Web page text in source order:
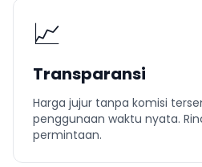
📈
Transparansi
Harga jujur tanpa komisi
penggunaan waktu nyata.
permintaan.